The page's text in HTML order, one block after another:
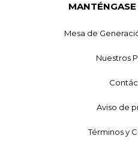
Mesa de
Nuestros
Aviso de
Términos y